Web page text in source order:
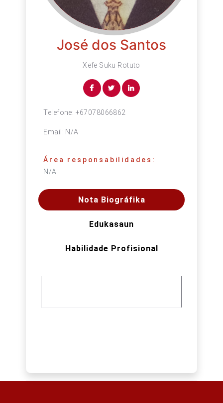
José dos Santos
Xefe Suku Rotuto
Telefone: +67078066862
Email: N/A
Área responsabilidades:
N/A
Nota Biográfika
Edukasaun
Habilidade Profisional